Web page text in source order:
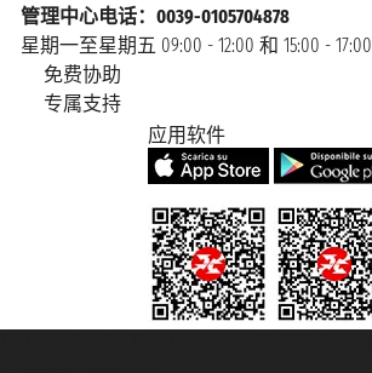
管理中心电话：0039-0105704878
星期一至星期五 09:00 - 12:00 和 15:00 - 17:00
免费协助
专属支持
应用软件